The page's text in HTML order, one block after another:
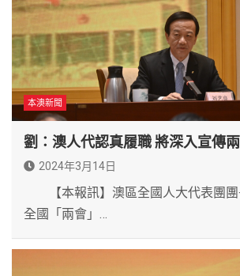
本澳新聞
劉：澳人代認真履職 將深入宣傳
2024年3月14日
【本報訊】澳區全國人大代表團團
全國「兩會」…